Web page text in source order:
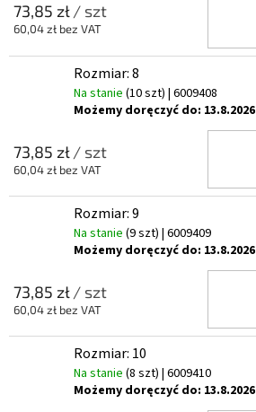
73,85 zł/ szt
60,04 zł bez VAT
Rozmiar: 8
Na stanie (10 szt) | 6009408
Możemy doręczyć do: 13.8.2026
73,85 zł/ szt
60,04 zł bez VAT
Rozmiar: 9
Na stanie (9 szt) | 6009409
Możemy doręczyć do: 13.8.2026
73,85 zł/ szt
60,04 zł bez VAT
Rozmiar: 10
Na stanie (8 szt) | 6009410
Możemy doręczyć do: 13.8.2026